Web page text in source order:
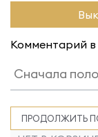
Комментарий в
ПРОДОЛЖИТЬ